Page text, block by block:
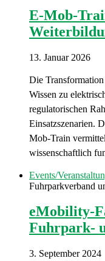
E-Mob-
13. Januar 2026
Die
Wissen zu
regulatorischen
Einsatzszenarien.
Mob-Train
wissenschaftlich
Events/
Fuhrparkverband
eMobility-
Fuhrpark-
3. September 2024